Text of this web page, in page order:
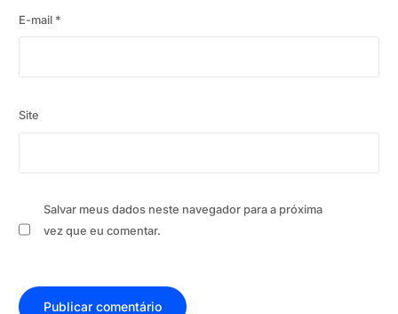
E-mail *
Site
Salvar meus dados neste navegador para a próxima
vez que eu comentar.